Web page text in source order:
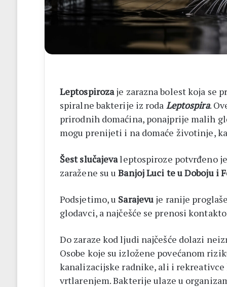
Leptospirozaje zarazna bolest koja se
spiralne bakterije iz roda Leptospira.
prirodnih domaćina, ponajprije malih
mogu prenijeti i na domaće životinje,
Šest slučajevaleptospiroze potvrđeno
zaražene su uBanjoj Luci te u Doboju i
Podsjetimo, u Sarajevu je ranije
glodavci, a najčešće se prenosi
Do zaraze kod ljudi najčešće dolazi
Osobe koje su izložene povećanom
kanalizacijske radnike, ali i
vrtlarenjem. Bakterije ulaze u
14
biskupa